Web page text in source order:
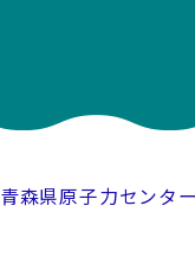
青森県原子力センター